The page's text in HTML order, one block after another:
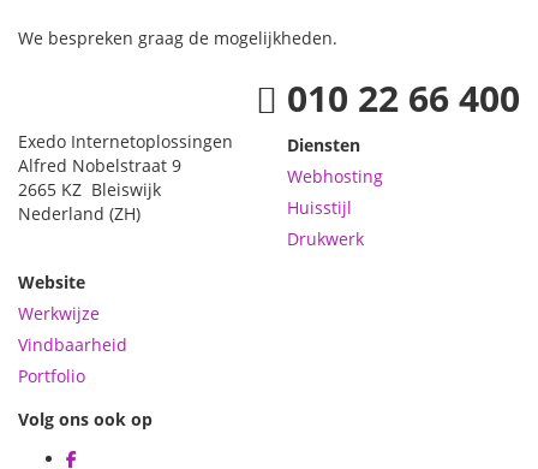
We bespreken graag de mogelijkheden.
010 22 66 400
Exedo Internetoplossingen
Alfred Nobelstraat 9
2665 KZ Bleiswijk
Nederland (ZH)
Diensten
Webhosting
Huisstijl
Drukwerk
Website
Werkwijze
Vindbaarheid
Portfolio
Volg ons ook op